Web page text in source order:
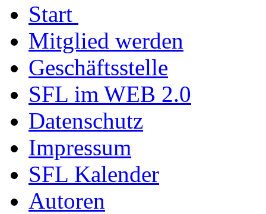
Start
Mitglied werden
Geschäftsstelle
SFL im WEB 2.0
Datenschutz
Impressum
SFL Kalender
Autoren